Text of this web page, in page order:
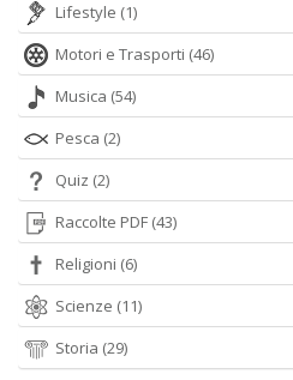
Lifestyle (1)
Motori e Trasporti (46)
Musica (54)
Pesca (2)
Quiz (2)
Raccolte PDF (43)
Religioni (6)
Scienze (11)
Storia (29)